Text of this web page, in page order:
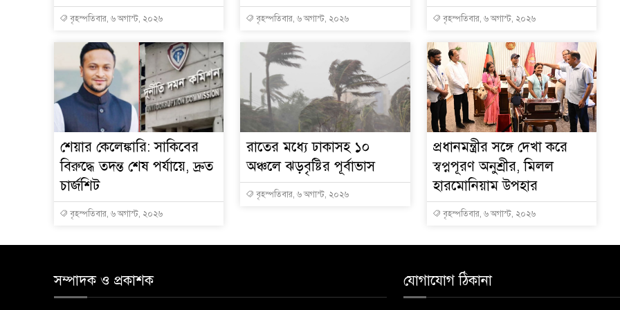
বৃহস্পতিবার, ৬ অগাস্ট, ২০২৬ বৃহস্পতিবার, ৬ অগাস্ট, ২০২৬ বৃহস্পতিবার, ৬ অগাস্ট, ২০২৬
শেয়ার কেলেঙ্কারি: সাকিবের
বিরুদ্ধে তদন্ত শেষ পর্যায়ে, দ্রুত
চার্জশিট
বৃহস্পতিবার, ৬ অগাস্ট, ২০২৬
রাতের মধ্যে ঢাকাসহ ১০
অঞ্চলে ঝড়বৃষ্টির পূর্বাভাস
বৃহস্পতিবার, ৬ অগাস্ট, ২০২৬
প্রধানমন্ত্রীর সঙ্গে দেখা করে
স্বপ্নপূরণ অনুশ্রীর, মিলল
হারমোনিয়াম উপহার
বৃহস্পতিবার, ৬ অগাস্ট, ২০২৬
সম্পাদক ও প্রকাশক যোগাযোগ ঠিকানা